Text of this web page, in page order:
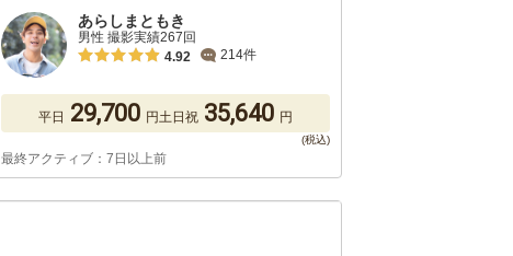
あらしまともき
男性 撮影実績267回
4.92
214件
平日 29,700 円土日祝 35,640 円
最終アクティブ：7日以上前